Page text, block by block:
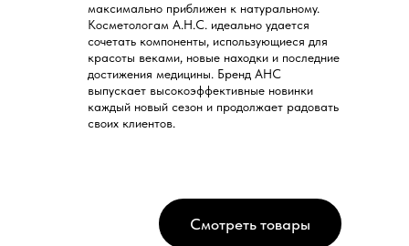
максимально приближен к натуральному.
Косметологам A.H.C. идеально удается
сочетать компоненты, использующиеся для
красоты веками, новые находки и последние
достижения медицины. Бренд AHC
выпускает высокоэффективные новинки
каждый новый сезон и продолжает радовать
своих клиентов.
Смотреть товары